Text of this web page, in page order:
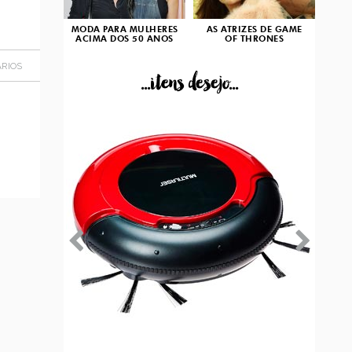
MODA PARA MULHERES
ACIMA DOS 50 ANOS
AS ATRIZES DE GAME
OF THRONES
...itens desejo...